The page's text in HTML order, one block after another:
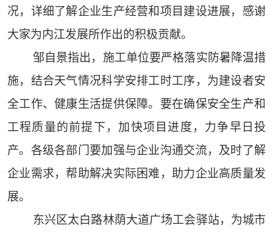
况，详细了解企业生产经营和项目建设进展，感谢
大家为内江发展所作出的积极贡献。
邹自景指出，施工单位要严格落实防暑降温措
施，结合天气情况科学安排工时工序，为建设者安
全工作、健康生活提供保障。要在确保安全生产和
工程质量的前提下，加快项目进度，力争早日投
产。各级各部门要加强与企业沟通交流，及时了解
企业需求，帮助解决实际困难，助力企业高质量发
展。
东兴区太白路林荫大道广场工会驿站，为城市